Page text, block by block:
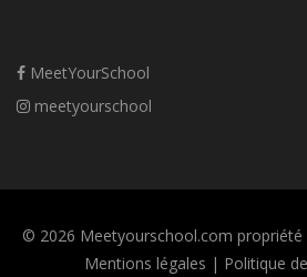
MeetYourSchool
meetyourschool
© 2026 Meetyourschool.com propriété
Mentions légales | Politique